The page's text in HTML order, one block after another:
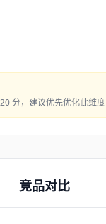
分，建议优先优化此维度
竞品对比